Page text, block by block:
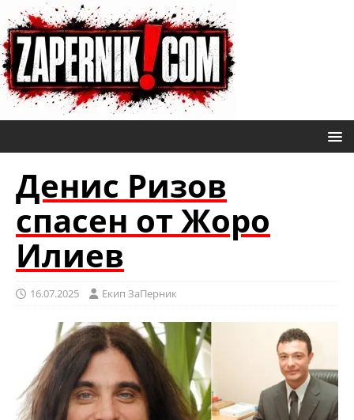
Денис Ризов
спасен от Жоро
Илиев
16.07.2025 Eкип ЗаПерник